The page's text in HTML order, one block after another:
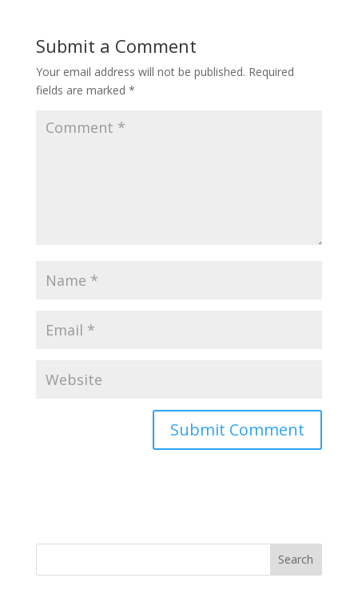
Submit a Comment
Your email address will not be published. Required
fields are marked *
Search